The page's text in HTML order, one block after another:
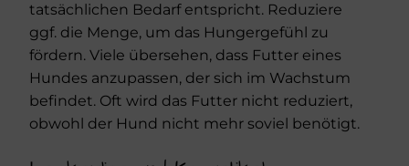
tatsächlichen Bedarf entspricht. Reduziere
ggf. die Menge, um das Hungergefühl zu
fördern. Viele übersehen, dass Futter eines
Hundes anzupassen, der sich im Wachstum
befindet. Oft wird das Futter nicht reduziert,
obwohl der Hund nicht mehr soviel benötigt.